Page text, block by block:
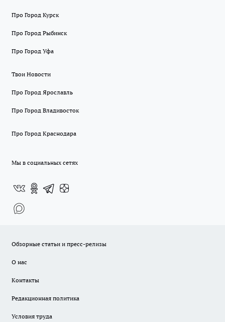
Про Город Курск
Про Город Рыбинск
Про Город Уфа
Твои Новости
Про Город Ярославль
Про Город Владивосток
Про Город Краснодара
Мы в социальных сетях
Обзорные статьи и пресс-релизы
О нас
Контакты
Редакционная политика
Условия труда